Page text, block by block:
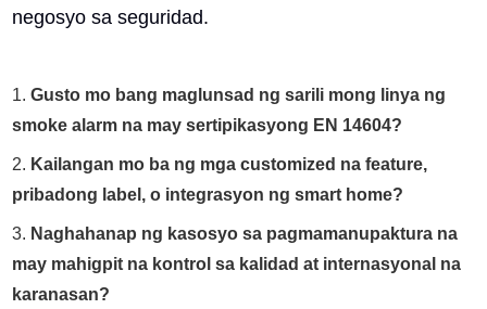
negosyo sa seguridad.
1.Gusto mo bang maglunsad ng sarili mong linya ng
smoke alarm na may sertipikasyong EN 14604?
2. Kailangan mo ba ng mga customized na feature,
pribadong label, o integrasyon ng smart home?
3. Naghahanap ng kasosyo sa pagmamanupaktura na
may mahigpit na kontrol sa kalidad at internasyonal na
karanasan?